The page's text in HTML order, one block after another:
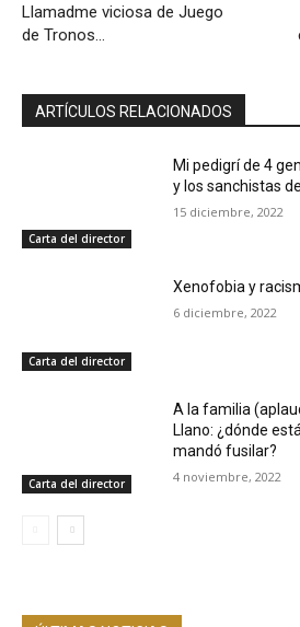
Llamadme viciosa de Juego
de Tronos…
ARTÍCULOS RELACIONADOS
Carta del director
Mi pedigrí de 4
y los sanchistas
15 diciembre, 2022
Carta del director
Xenofobia y
6 diciembre, 2022
Carta del director
A la familia
Llano: ¿dónde
mandó fusilar?
4 noviembre, 2022